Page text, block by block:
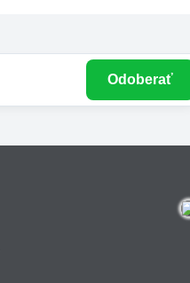
Odoberať